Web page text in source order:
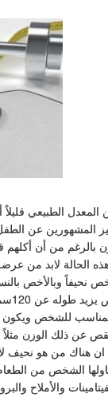
الطبيعي
المشهورين عن
من أن أكلهم
هذه الحالة لابد من
نحيفاً وبالأخص
ومن نقص عن ذلك الوزن
ان هناك من هو
الشخص من
والأملاح